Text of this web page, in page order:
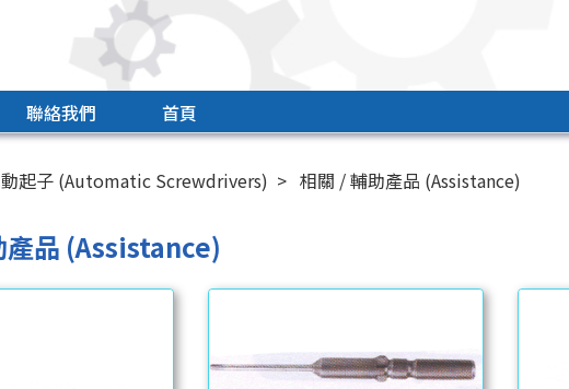
聯絡我們 首頁
起子 (Automatic Screwdrivers) 相關 / 輔助產品 (Assistance)
產品 (Assistance)